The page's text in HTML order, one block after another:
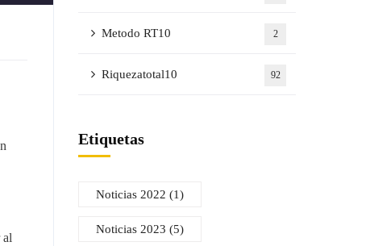
al
Metodo RT10 2
Riquezatotal10 92
Etiquetas
Noticias 2022 (1)
Noticias 2023 (5)